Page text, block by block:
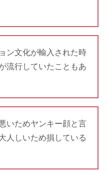
ン文化が輸入された時
流行していたこともあ
いためヤンキー顔と言
人しいため損している